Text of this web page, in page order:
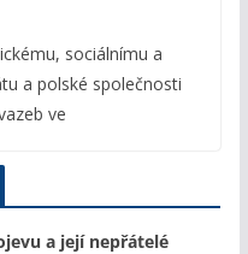
sociálnímu a
a polské společnosti
ve
a její nepřátelé